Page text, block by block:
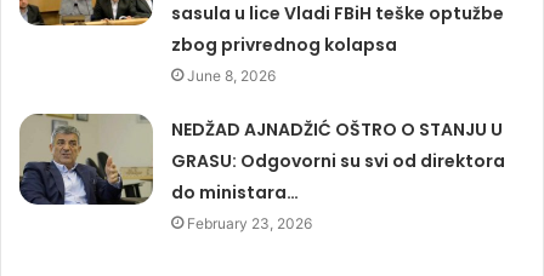
sasula u lice Vladi FBiH teške optužbe
zbog privrednog kolapsa
June 8, 2026
NEDŽAD AJNADŽIĆ OŠTRO O STANJU U
GRASU: Odgovorni su svi od direktora
do ministara…
February 23, 2026